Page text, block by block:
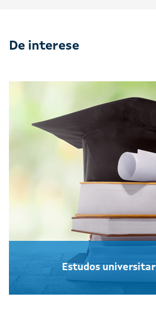
De interese
Estudos